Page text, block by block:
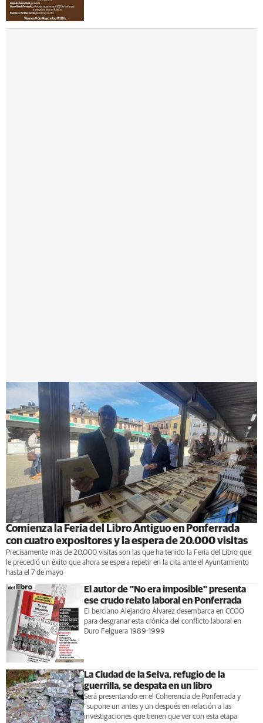
Comienza la Feria del Libro Antiguo en Ponferrada
con cuatro expositores y la espera de 20.000 visitas
Precisamente más de 20.000 visitas son las que ha tenido la Feria del Libro que
le precedió un éxito que ahora se espera repetir en la cita ante el Ayuntamiento
hasta el 7 de mayo
El autor de "No era imposible" presenta
ese crudo relato laboral en Ponferrada
El berciano Alejandro Álvarez desembarca en CCOO
para desgranar esta crónica del conflicto laboral en
Duro Felguera 1989-1999
La Ciudad de la Selva, refugio de la
guerrilla, se despata en un libro
Será presentando en el Coherencia de Ponferrada y
"supone un antes y un después en relación a las
investigaciones que tienen que ver con esta etapa